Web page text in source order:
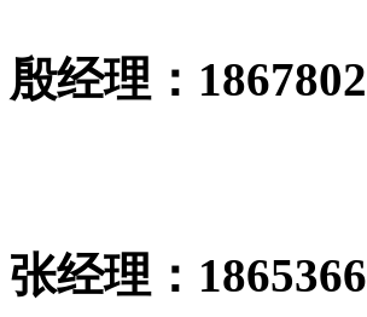
殷经理：
张经理：